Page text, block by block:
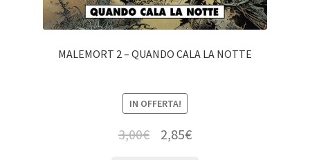
MALEMORT 2 – QUANDO CALA LA NOTTE
IN OFFERTA!
3,00€ 2,85€